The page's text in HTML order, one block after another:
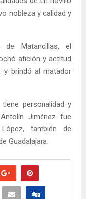
nobleza y calidad y
de Matancillas, el
afición y actitud
y brindó al matador
personalidad y
Jiménez fue
también de
Guadalajara.